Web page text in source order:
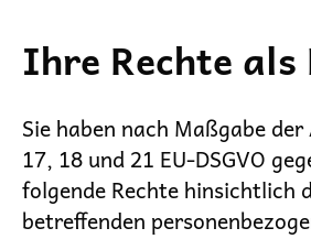
Ihre Rechte
Sie haben nach Maßgabe
17, 18 und 21 EU-DSGVO
folgende Rechte hinsichtlich
betreffenden